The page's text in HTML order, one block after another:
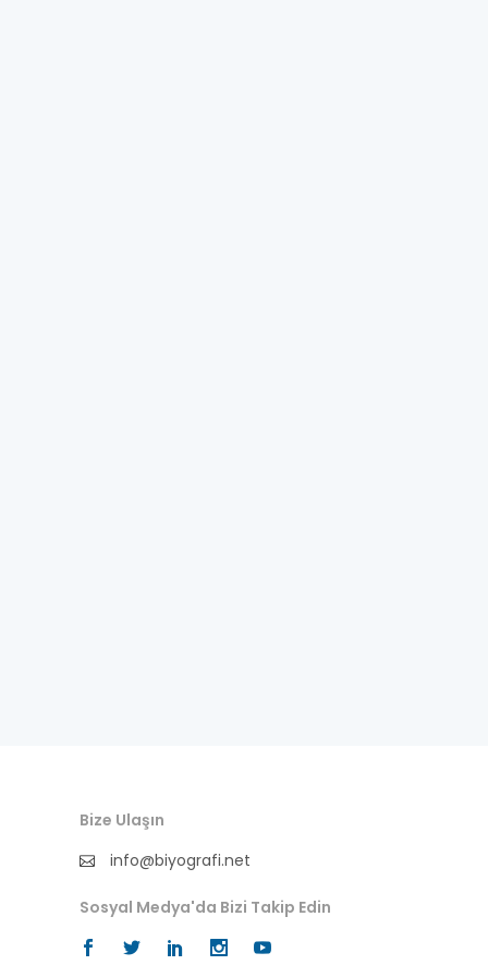
Bize Ulaşın
info@biyografi.net
Sosyal Medya'da Bizi Takip Edin